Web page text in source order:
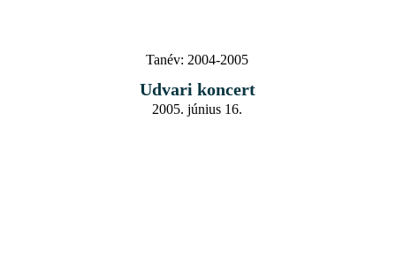
Tanév: 2004-2005
Udvari koncert
2005. június 16.